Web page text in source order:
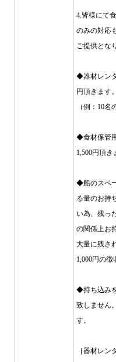
4.皆様にて
のみの対応
ご提供とな
◆器材レン
円頂きます。
（例：10名
◆食材保管
1,500円頂き
◆船のスペ
る量のお持
い為、残っ
の関係上お
大量に残さ
1,000円の徴
◆持ち込み
致しません
す。
［器材レン